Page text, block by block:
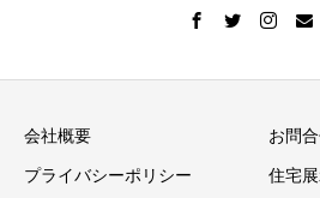
会社概要 お問
プライバシーポリシー 住宅